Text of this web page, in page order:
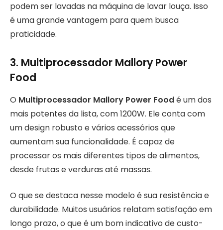
podem ser lavadas na máquina de lavar louça. Isso
é uma grande vantagem para quem busca
praticidade.
3. Multiprocessador Mallory Power
Food
O Multiprocessador Mallory Power Foodé um dos
mais potentes da lista, com 1200W. Ele conta com
um design robusto e vários acessórios que
aumentam sua funcionalidade. É capaz de
processar os mais diferentes tipos de alimentos,
desde frutas e verduras até massas.
O que se destaca nesse modelo é sua resistência e
durabilidade. Muitos usuários relatam satisfação em
longo prazo, o que é um bom indicativo de custo-